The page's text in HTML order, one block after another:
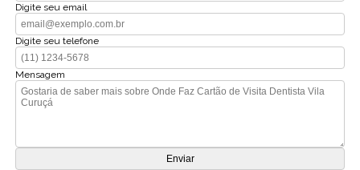
Digite seu email
Digite seu telefone
Mensagem